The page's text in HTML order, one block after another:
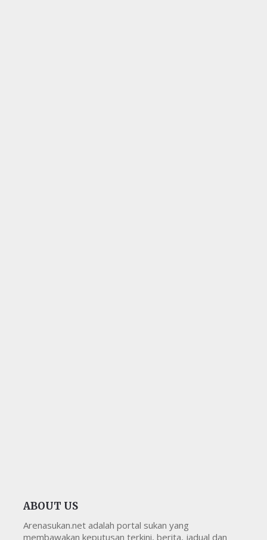
ABOUT US
Arenasukan.net adalah portal sukan yang
membawakan keputusan terkini, berita, jadual dan